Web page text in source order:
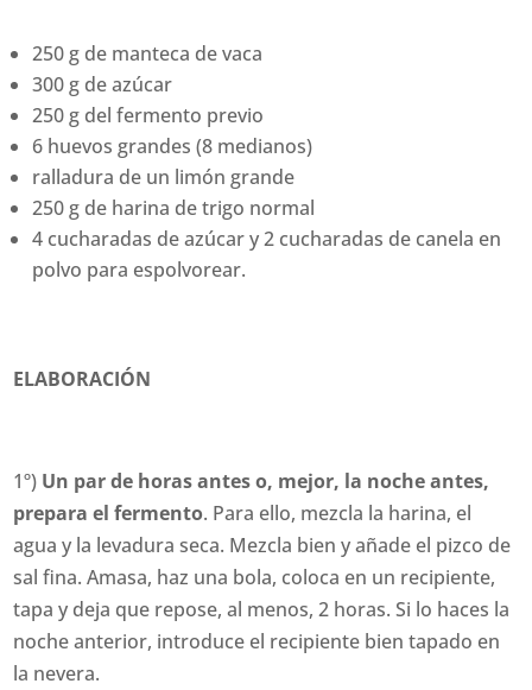
250 g de manteca de vaca
300 g de azúcar
250 g del fermento previo
6 huevos grandes (8 medianos)
ralladura de un limón grande
250 g de harina de trigo normal
4 cucharadas de azúcar y 2 cucharadas de canela en
polvo para espolvorear.
ELABORACIÓN
1º) Un par de horas antes o, mejor, la noche antes,
prepara el fermento. Para ello, mezcla la harina, el
agua y la levadura seca. Mezcla bien y añade el pizco de
sal fina. Amasa, haz una bola, coloca en un recipiente,
tapa y deja que repose, al menos, 2 horas. Si lo haces la
noche anterior, introduce el recipiente bien tapado en
la nevera.